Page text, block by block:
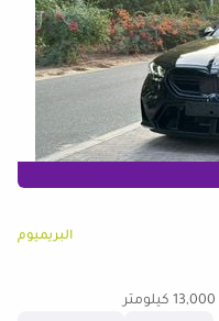
البريميوم
13,000 كيلومتر